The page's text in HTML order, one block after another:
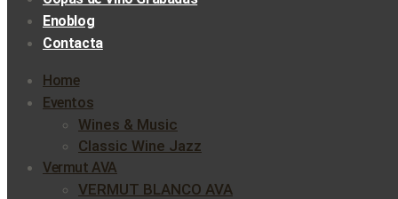
Enoblog
Contacta
Home
Eventos
Wines & Music
Classic Wine Jazz
Vermut AVA
VERMUT BLANCO AVA